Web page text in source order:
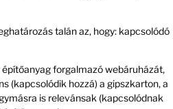
talán az, hogy: kapcsolódó
forgalmazó webáruházát,
(kapcsolódik hozzá) a gipszkarton, a
is relevánsak (kapcsolódnak